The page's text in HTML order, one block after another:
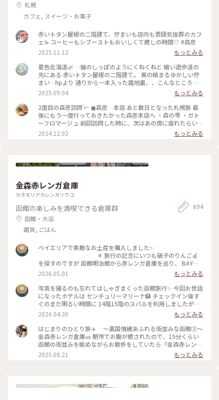
札幌
カフェ, スイーツ・お菓子
赤いトタン屋根の二階建て、佇まいも店内も雰囲気抜群のカフ
ェ☕️ コーヒーもシブーストもおいしくて癒しの時間🤍 #森彦
2025.11.12
もっとみる
夏色北海道🌿 …猫のしっぽのようにくねくねと 細い遊歩道の
先にある 赤いトタン屋根の二階建て。 蔦の絡まるゆかしい佇
まい…hpより 通りから一本入った路地裏、、こんなところ
に？ 蔦と白い暖簾と 赤い屋根と。 〈木造民家コーヒーの店〉
「森彦」さんは ひっそりと。 1996年に建てられた 小さな小さ
な木造民家から MORIHIKO.のストーリーが始まった、という
本店。 さすがの人気店、お待ちの方たちが 途切れない。 そろ
そろ西に傾く日差しの 一階のテーブル席で ガトーフロマージ
ュ、アイスグリーンティー シブースト、森の雫（オリジナル
ブレンド）を。。 改装に 足掛け3年の時間を要したという 余
造民家コーヒーの店#レトロ喫茶#札幌カフェ#ゆるりカフェ時
2025.09.04
もっとみる
2度目の森彦訪問𓅪 ◼︎森彦 本店 あと数日となった札幌旅 最
後にもう一度行っておきたかった森彦本店へ ・森の雫 ・ガト
ーフロマージュ 前回訪問した時に、次はあの席に座れたらい
いなと思っていた窓際の席に座ることができました♡ まだ2回
目なのに私にとって最高に特別なお店 時計の秒針の音も 店員
だろうな (coffee & something) ガトーフロマージュもほんの
2024.12.02 もっとみる
金森赤レンガ倉庫
カネモリアカレンガソウコ
函館の楽しみを満喫できる倉庫群
函館・大沼
雑貨, ごはん
694
ベイエリアで素敵なお土産を購入しました✨
＊ 旅行の記念にいつも硝子のりんご🍎
を探すのですが 函館明治館から赤レンガ倉庫を巡り、 BAYは
こだて内、瑠璃工房さんで すり硝子とレースのりんごオブジ
ェに出会いました✨ お隣りのフクロウ🦉さんは 先日、小岩井
農場で出会いましたが、函館にも居ました😁
＊ そして、赤レンガ倉庫柄のポーチも🎵
初日に気になって見てたのですが購入には至らず… 次の日にな
り、やっぱり欲しい✨と 再びベイエリアへ🤪 買わなかったら
きっと後悔してた💦 そのくらいお気に入りになりました✨
＊ 写真たてに入れてあるのは センチュリ
ーマリーナのお土産屋さんで購入したポストカードです。 お部
屋の一角が函館になりました✨ ＊ #ちいさ
な列車旅
2026.05.01
もっとみる
写真を撮るのも忘れてはしゃぎまくった函館旅行✨ 今回お世話
になったホテルは センチュリーマリーナ🏨 チェックイン後す
ぐのまだ明るい時間に 14階15階のスパ♨️を利用しましたが 眺
めがサイコーでした🤗 15階の開放感溢れる露天風呂に、14階
のあつ湯は まだ肌寒い函館の春を歩いた体をしっかりほぐし
て😌 海や函館山を眺めながらの♨️至福✨ 夜は館内のジンギス
カン料理のお店を利用しました。 個室で楽しめるのでお酒🍻
も進みます⤴︎⤴︎ チェックイン前に金森赤レンガ倉庫のビアホ
ールで すでに2杯飲んでいましたが🤣 そして、噂に名高いセン
チュリーマリーナの朝食✨ 端から端まで見れないほどのものす
に欠けますが、本当にオススメのホテルです❗️
2026.04.30
もっとみる
はじまりのひとり旅✈️ 〜異国情緒あふれる街並みな函館②〜
金森赤レンガ倉庫🧱 朝市でお腹が癒されたので、15分くらい
函館の街並みを眺めながらお散歩をしていたら『金森赤レンガ
倉庫』に到着🗽 港に並ぶ赤レンガの倉庫は明治時代に建造さ
れ、歴史を感じさせられる外観と「函館ヒストリープラザ」
施設でした☺️ ＊函館煉瓦工場 ◦赤瓦コースター ◦アロマ
2025.08.21 もっとみる